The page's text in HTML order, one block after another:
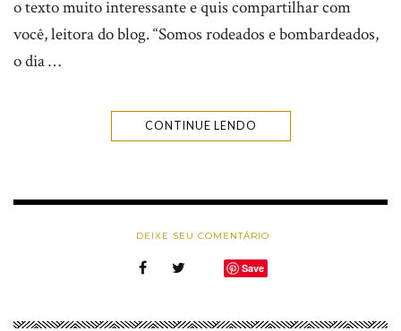
o texto muito interessante e quis compartilhar com
você, leitora do blog. “Somos rodeados e bombardeados,
o dia …
CONTINUE LENDO
DEIXE SEU COMENTÁRIO
Save